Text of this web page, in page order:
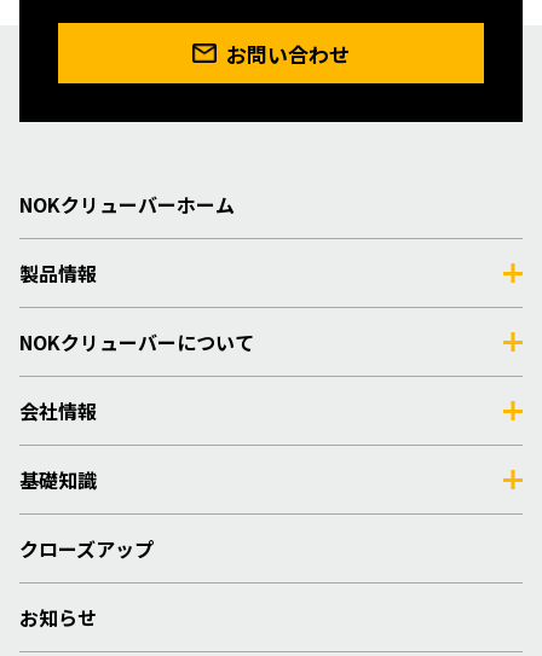
お問い合わせ
NOKクリューバーホーム
製品情報
NOKクリューバーについて
会社情報
基礎知識
クローズアップ
お知らせ